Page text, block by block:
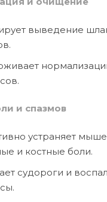
выведение
и спазмов
устраняет
и костные боли.
судороги и